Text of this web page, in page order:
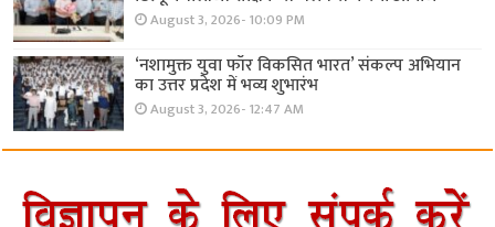
August 3, 2026- 10:09 PM
‘नशामुक्त युवा फॉर विकसित भारत’ संकल्प अभियान
का उत्तर प्रदेश में भव्य शुभारंभ
August 3, 2026- 12:47 AM